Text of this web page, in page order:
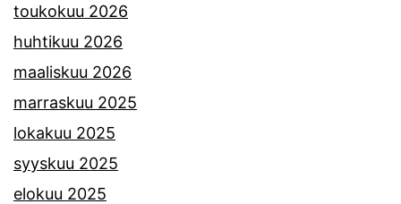
toukokuu 2026
huhtikuu 2026
maaliskuu 2026
marraskuu 2025
lokakuu 2025
syyskuu 2025
elokuu 2025